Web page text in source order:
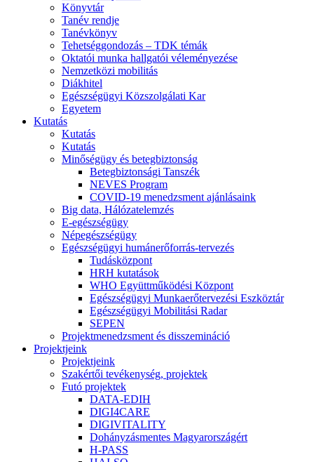
Könyvtár
Tanév rendje
Tanévkönyv
Tehetséggondozás – TDK témák
Oktatói munka hallgatói véleményezése
Nemzetközi mobilitás
Diákhitel
Egészségügyi Közszolgálati Kar
Egyetem
Kutatás
Kutatás
Kutatás
Minőségügy és betegbiztonság
Betegbiztonsági Tanszék
NEVES Program
COVID-19 menedzsment ajánlásaink
Big data, Hálózatelemzés
E-egészségügy
Népegészségügy
Egészségügyi humánerőforrás-tervezés
Tudásközpont
HRH kutatások
WHO Együttműködési Központ
Egészségügyi Munkaerőtervezési Eszköztár
Egészségügyi Mobilitási Radar
SEPEN
Projektmenedzsment és disszemináció
Projektjeink
Projektjeink
Szakértői tevékenység, projektek
Futó projektek
DATA-EDIH
DIGI4CARE
DIGIVITALITY
Dohányzásmentes Magyarországért
H-PASS